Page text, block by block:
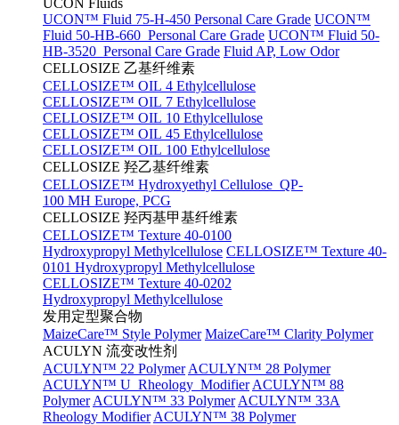
UCON Fluids
UCON™ Fluid 75-H-450 Personal Care Grade UCON™
Fluid 50-HB-660 Personal Care Grade UCON™ Fluid 50-
HB-3520 Personal Care Grade Fluid AP, Low Odor
CELLOSIZE 乙基纤维素
CELLOSIZE™ OIL 4 Ethylcellulose
CELLOSIZE™ OIL 7 Ethylcellulose
CELLOSIZE™ OIL 10 Ethylcellulose
CELLOSIZE™ OIL 45 Ethylcellulose
CELLOSIZE™ OIL 100 Ethylcellulose
CELLOSIZE 羟乙基纤维素
CELLOSIZE™ Hydroxyethyl Cellulose QP-
100 MH Europe, PCG
CELLOSIZE 羟丙基甲基纤维素
CELLOSIZE™ Texture 40-0100
Hydroxypropyl Methylcellulose CELLOSIZE™ Texture 40-
0101 Hydroxypropyl Methylcellulose
CELLOSIZE™ Texture 40-0202
Hydroxypropyl Methylcellulose
发用定型聚合物
MaizeCare™ Style Polymer MaizeCare™ Clarity Polymer
ACULYN 流变改性剂
ACULYN™ 22 Polymer ACULYN™ 28 Polymer
ACULYN™ U Rheology Modifier ACULYN™ 88
Polymer ACULYN™ 33 Polymer ACULYN™ 33A
Rheology Modifier ACULYN™ 38 Polymer